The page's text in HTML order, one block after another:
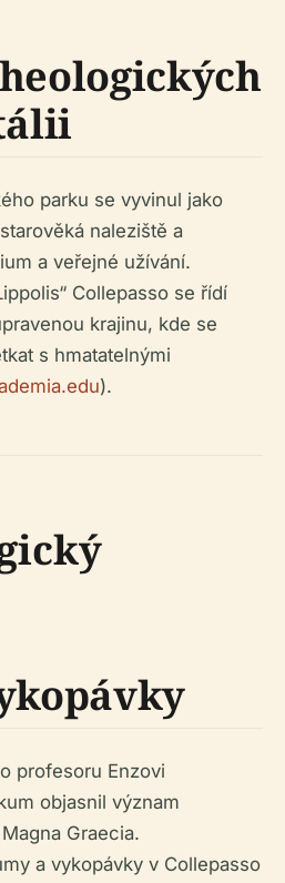
parku se vyvinul jako
naleziště a
a veřejné užívání.
Collepasso se řídí
krajinu, kde se
s hmatatelnými
).
profesoru Enzovi
objasnil význam
Graecia.
a vykopávky v Collepasso